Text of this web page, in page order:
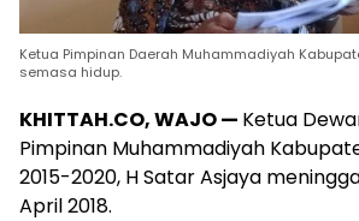
Ketua Pimpinan Daerah Muhammadiyah
semasa hidup.
KHITTAH.CO, WAJO — Ketua
Pimpinan Muhammadiyah
2015-2020, H Satar Asjaya
April 2018.